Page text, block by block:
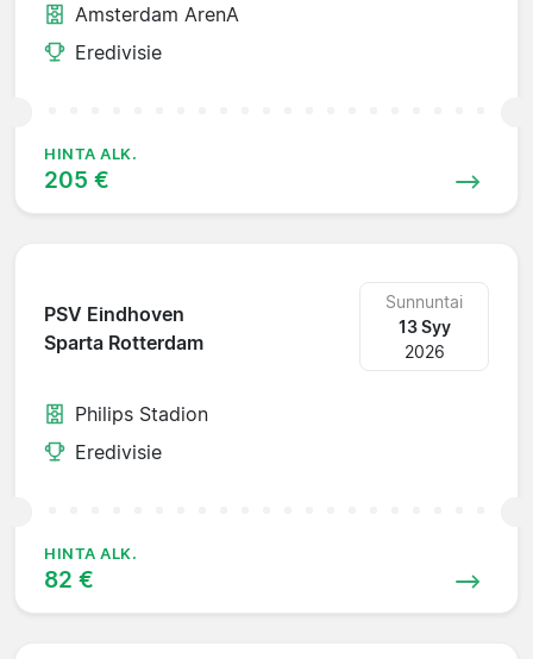
Amsterdam ArenA
Eredivisie
HINTA ALK.
205 €
PSV Eindhoven
Sparta Rotterdam
Sunnuntai
13 Syy
2026
Philips Stadion
Eredivisie
HINTA ALK.
82 €